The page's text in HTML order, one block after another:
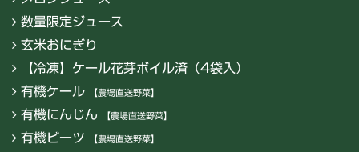
数量限定ジュース
玄米おにぎり
【冷凍】ケール花芽ボイル済（4袋入）
有機ケール
【農場直送野菜】
有機にんじん 【農場直送野菜】
有機ビーツ 【農場直送野菜】